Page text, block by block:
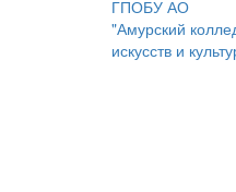
ГПОБУ АО
"Амурский
искусств и